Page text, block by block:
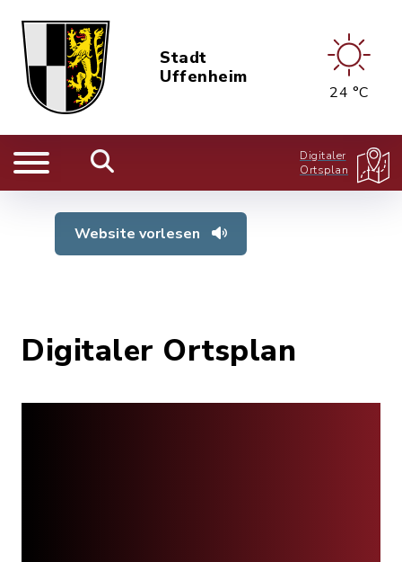
Stadt
Uffenheim
24 °C
Digitaler
Ortsplan
Website vorlesen
Digitaler Ortsplan